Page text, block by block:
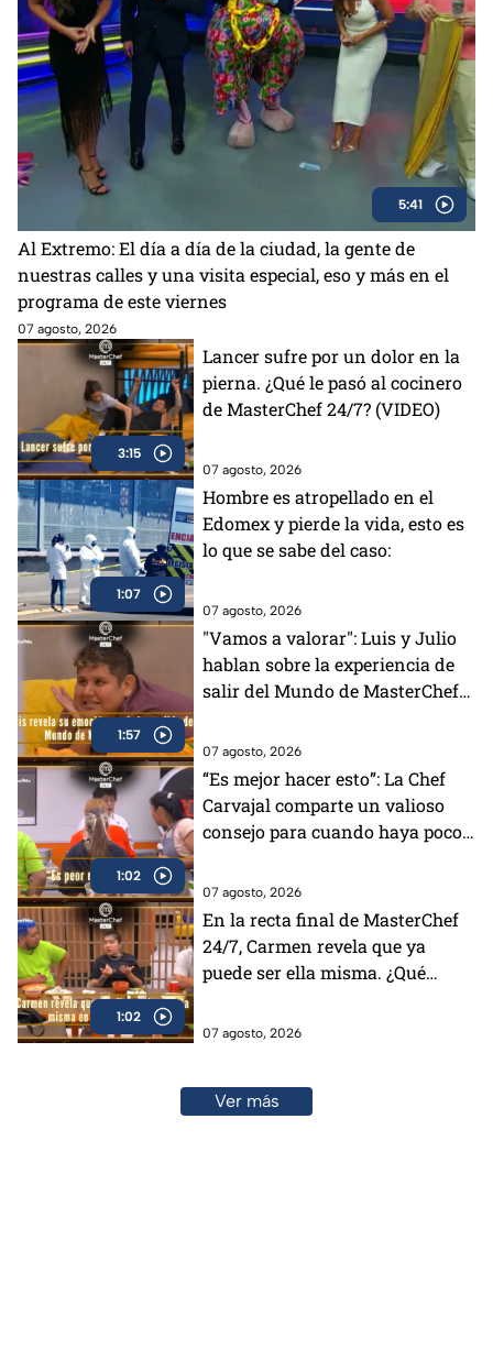
5:41
Al Extremo: El día a día de la ciudad, la gente de
nuestras calles y una visita especial, eso y más en el
programa de este viernes
07 agosto, 2026
3:15
Lancer sufre por un dolor en la
pierna. ¿Qué le pasó al cocinero
de MasterChef 24/7? (VIDEO)
07 agosto, 2026
1:07
Hombre es atropellado en el
Edomex y pierde la vida, esto es
lo que se sabe del caso:
07 agosto, 2026
1:57
"Vamos a valorar": Luis y Julio
hablan sobre la experiencia de
salir del Mundo de MasterChef
07 agosto, 2026
1:02
“Es mejor hacer esto”: La Chef
Carvajal comparte un valioso
consejo para cuando haya poco
(VIDEO)
07 agosto, 2026
1:02
En la recta final de MasterChef
24/7, Carmen revela que ya
puede ser ella misma. ¿Qué
07 agosto, 2026
Ver más